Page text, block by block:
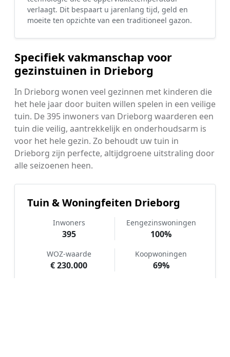
verlaagt. Dit bespaart u jarenlang tijd, geld en
moeite ten opzichte van een traditioneel gazon.
Specifiek vakmanschap voor
gezinstuinen in Drieborg
In Drieborg wonen veel gezinnen met kinderen die
het hele jaar door buiten willen spelen in een veilige
tuin. De 395 inwoners van Drieborg waarderen een
tuin die veilig, aantrekkelijk en onderhoudsarm is
voor het hele gezin. Zo behoudt uw tuin in
Drieborg zijn perfecte, altijdgroene uitstraling door
alle seizoenen heen.
Tuin & Woningfeiten Drieborg
Inwoners
395
Eengezinswoningen
100%
WOZ-waarde
€ 230.000
Koopwoningen
69%